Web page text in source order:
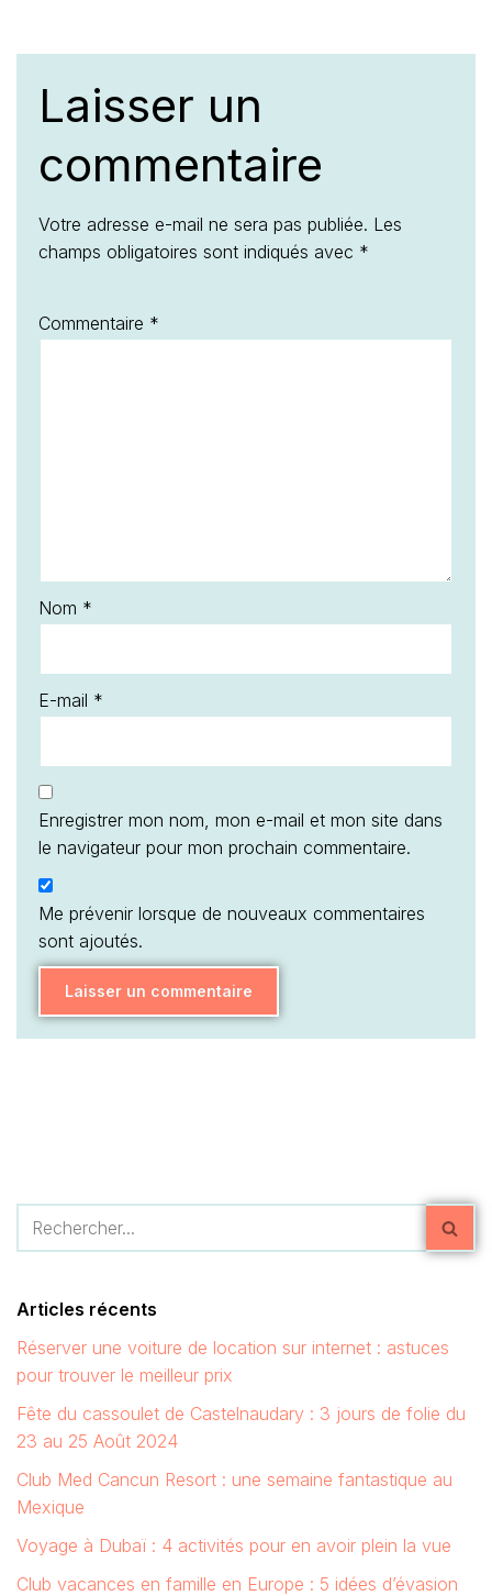
Laisser un
commentaire
Votre adresse e-mail ne sera pas publiée. Les
champs obligatoires sont indiqués avec *
Commentaire *
Nom *
E-mail *
Enregistrer mon nom, mon e-mail et mon site dans
le navigateur pour mon prochain commentaire.
Me prévenir lorsque de nouveaux commentaires
sont ajoutés.
Articles récents
Réserver une voiture de location sur internet : astuces
pour trouver le meilleur prix
Fête du cassoulet de Castelnaudary : 3 jours de folie du
23 au 25 Août 2024
Club Med Cancun Resort : une semaine fantastique au
Mexique
Voyage à Dubaï : 4 activités pour en avoir plein la vue
Club vacances en famille en Europe : 5 idées d’évasion